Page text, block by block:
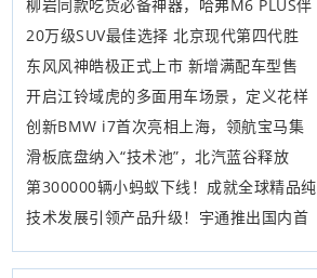
柳岩同款吃货必备神器，哈弗M6 PLUS伴
20万级SUV最佳选择 北京现代第四代胜
东风风神皓极正式上市 新增满配车型售
开启江铃域虎的多面用车场景，定义花样
创新BMW i7首次亮相上海，领航宝马集
滑板底盘纳入“技术池”，北汽蓝谷释放
第300000辆小蚂蚁下线！成就全球精品纯
技术发展引领产品升级！宇通推出国内首